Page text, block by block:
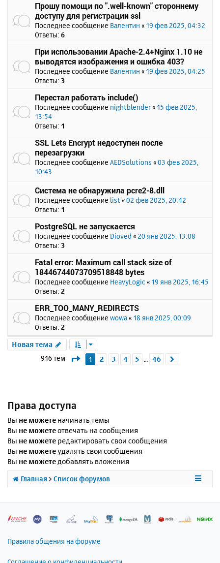
Прошу помощи по ".well-known" стороннему
доступу для регистрации ssl
Последнее сообщение Валентин « 19 фев 2025, 04:32
Ответы: 6
При использовании Apache-2.4+Nginx 1.10 не
выводятся изображения и ошибка 403?
Последнее сообщение Валентин « 19 фев 2025, 04:25
Ответы: 3
Перестал работать include()
Последнее сообщение nightblender « 15 фев 2025,
13:54
Ответы: 1
SSL Lets Encrypt недоступен после
перезагрузки
Последнее сообщение AEDSolutions «03 фев 2025,
10:43
Система не обнаружила pcre2-8.dll
Последнее сообщение list «02 фев 2025, 20:42
Ответы: 1
PostgreSQL не запускается
Последнее сообщение Dioved « 20 янв 2025, 13:08
Ответы: 3
Fatal error: Maximum call stack size of
18446744073709518848 bytes
Последнее сообщение HeavyLogic « 19 янв 2025, 16:45
Ответы: 2
ERR_TOO_MANY_REDIRECTS
Последнее сообщение wowa « 18 янв 2025, 00:09
Ответы: 2
Новая тема
916 тем Страница1 из 46
1 2 3 4 5 46
Права доступа
Вы не можете начинать темы
Вы не можетеотвечать на сообщения
Вы не можете редактировать свои сообщения
Вы не можетеудалять свои сообщения
Вы не можетедобавлять вложения
Главная Список форумов
Правила общения на форуме